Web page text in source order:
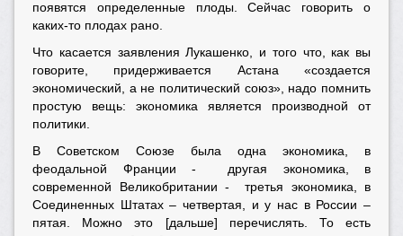
появятся определенные плоды. Сейчас говорить о
каких-то плодах рано.
Что касается заявления Лукашенко, и того что, как вы
говорите, придерживается Астана «создается
экономический, а не политический союз», надо помнить
простую вещь: экономика является производной от
политики.
В Советском Союзе была одна экономика, в
феодальной Франции - другая экономика, в
современной Великобритании - третья экономика, в
Соединенных Штатах – четвертая, и у нас в России –
пятая. Можно это [дальше] перечислять. То есть